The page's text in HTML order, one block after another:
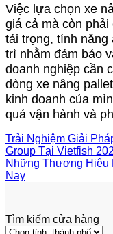
Việc lựa chọn xe
giá cả mà còn
tải trọng, tính năng
trì nhằm đảm bảo
doanh nghiệp cần
dòng xe nâng
kinh doanh của
quả vận hành và
Trải Nghiệm Giải
Group Tại Vietfish
Những Thương Hiệu
Nay
Tìm kiếm cửa hàng